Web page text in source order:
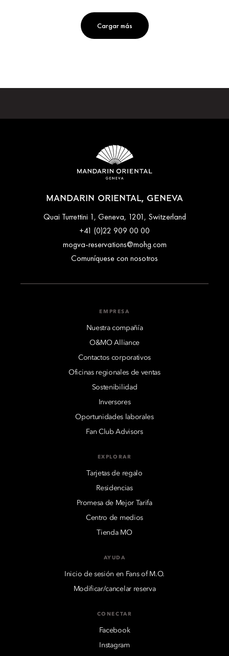
Cargar más
MANDARIN ORIENTAL, GENEVA
Quai Turrettini 1, Geneva, 1201, Switzerland
+41 (0)22 909 00 00
mogva-reservations@mohg.com
Comuníquese con nosotros
EMPRESA
Nuestra compañía
O&MO Alliance
Contactos corporativos
Oficinas regionales de ventas
Sostenibilidad
Inversores
Oportunidades laborales
Fan Club Advisors
EXPLORAR
Tarjetas de regalo
Residencias
Promesa de Mejor Tarifa
Centro de medios
Tienda MO
AYUDA
Inicio de sesión en Fans of M.O.
Modificar/cancelar reserva
CONECTAR
Facebook
Instagram